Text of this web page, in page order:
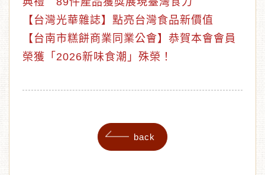
【台灣光華雜誌】點亮台灣食品新價值
【台南市糕餅商業同業公會】恭賀本會會員
榮獲「2026新味食潮」殊榮！
back